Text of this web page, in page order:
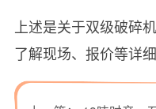
上述是关于双级破碎
了解现场、报价等详